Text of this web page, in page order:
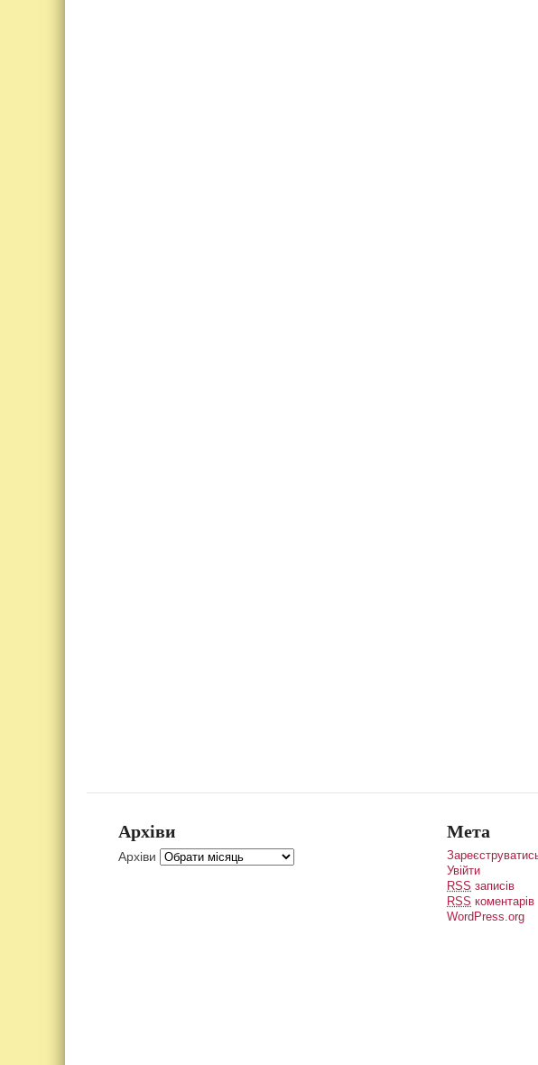
Архіви
Архіви
Мета
Увійти
RSS записів
RSS коментарів
WordPress.org